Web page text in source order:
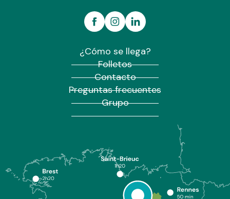
¿Cómo se llega?
Folletos
Contacto
Preguntas frecuentes
Grupo